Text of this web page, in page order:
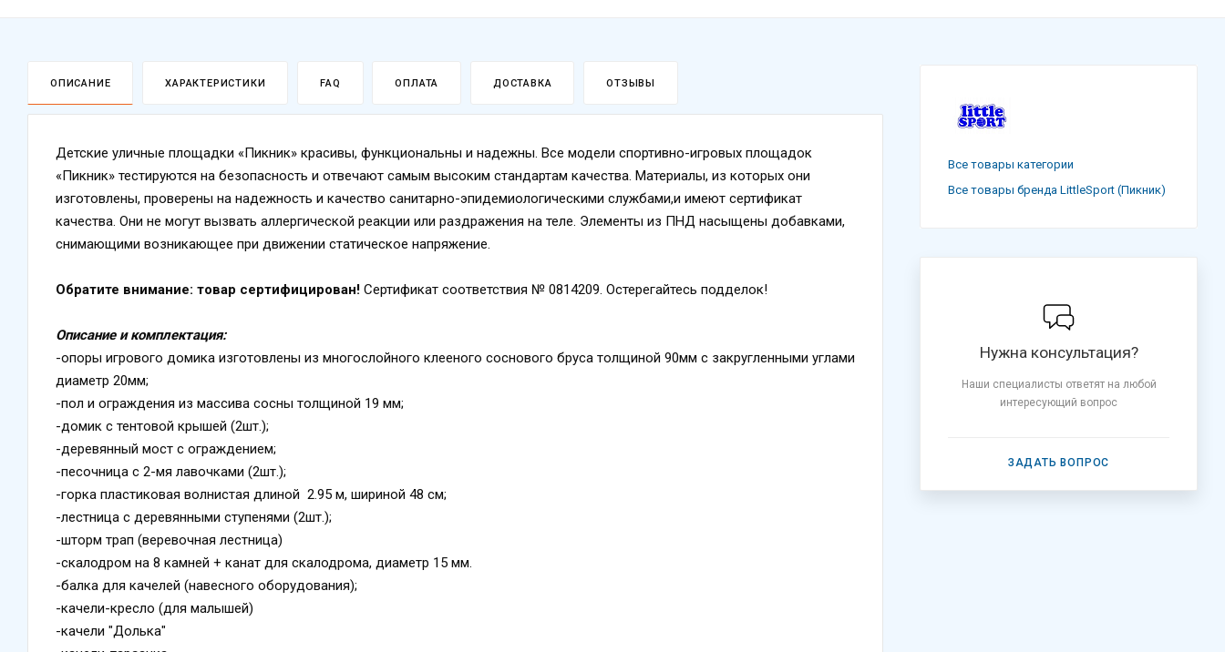
ОПИСАНИЕ ХАРАКТЕРИСТИКИ FAQ ОПЛАТА ДОСТАВКА ОТЗЫВЫ
Детские уличные площадки «Пикник» красивы, функциональны и надежны. Все модели спортивно-игровых площадок
«Пикник» тестируются на безопасность и отвечают самым высоким стандартам качества. Материалы, из которых они
изготовлены, проверены на надежность и качество санитарно-эпидемиологическими службами,и имеют сертификат
качества. Они не могут вызвать аллергической реакции или раздражения на теле. Элементы из ПНД насыщены добавками,
снимающими возникающее при движении статическое напряжение.
Обратите внимание: товар сертифицирован! Сертификат соответствия № 0814209. Остерегайтесь подделок!
Описание и комплектация:
-опоры игрового домика изготовлены из многослойного клееного соснового бруса толщиной 90мм с закругленными углами
диаметр 20мм;
-пол и ограждения из массива сосны толщиной 19 мм;
-домик с тентовой крышей (2шт.);
-деревянный мост с ограждением;
-песочница с 2-мя лавочками (2шт.);
-горка пластиковая волнистая длиной 2.95 м, шириной 48 см;
-лестница с деревянными ступенями (2шт.);
-шторм трап (веревочная лестница)
-скалодром на 8 камней + канат для скалодрома, диаметр 15 мм.
-балка для качелей (навесного оборудования);
-качели-кресло (для малышей)
-качели "Долька"
Все товары категории
Все товары бренда LittleSport (Пикник)
Нужна консультация?
Наши специалисты ответят на любой
интересующий вопрос
ЗАДАТЬ ВОПРОС